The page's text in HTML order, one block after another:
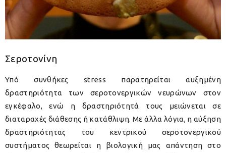
Σεροτονίνη
Υπό συνθήκες stress παρατηρείται αυξημένη
δραστηριότητα των σεροτονεργικών νευρώνων στον
εγκέφαλο, ενώ η δραστηριότητά τους μειώνεται σε
διαταραχές διάθεσης ή κατάθλιψη. Με άλλα λόγια, η αύξηση
δραστηριότητας του κεντρικού σεροτονεργικού
συστήματος θεωρείται η βιολογική μας απάντηση στο